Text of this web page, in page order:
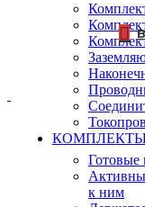
Готовые
к ним